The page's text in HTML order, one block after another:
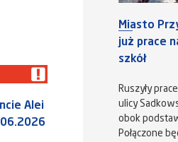
Alei
Miasto
już prace
szkół
Ruszyły
ulicy
obok
Połączone